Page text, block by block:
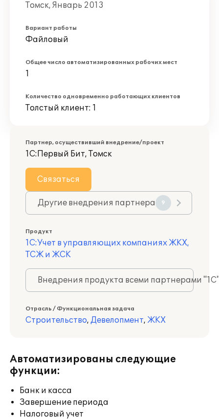
Томск, Январь 2013
Вариант работы
Файловый
Общее число автоматизированных рабочих мест
1
Количество одновременно работающих клиентов
Толстый клиент: 1
Партнер, осуществивший внедрение/проект
1С:Первый Бит, Томск
Связаться
Другие внедрения партнера 9
Продукт
1С:Учет в управляющих компаниях ЖКХ,
ТСЖ и ЖСК
Внедрения продукта всеми партнерами
Отрасль / Функциональная задача
Строительство, Девелопмент, ЖКХ
Автоматизированы следующие
функции:
Банк и касса
Завершение периода
Налоговый учет